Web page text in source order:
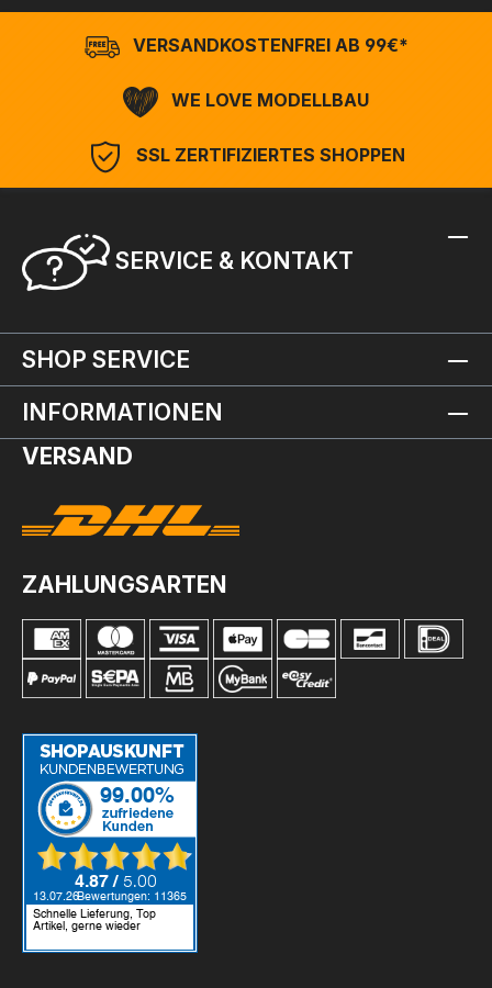
VERSANDKOSTENFREI AB 99€*
WE LOVE MODELLBAU
SSL ZERTIFIZIERTES SHOPPEN
SERVICE & KONTAKT
SHOP SERVICE
INFORMATIONEN
VERSAND
ZAHLUNGSARTEN